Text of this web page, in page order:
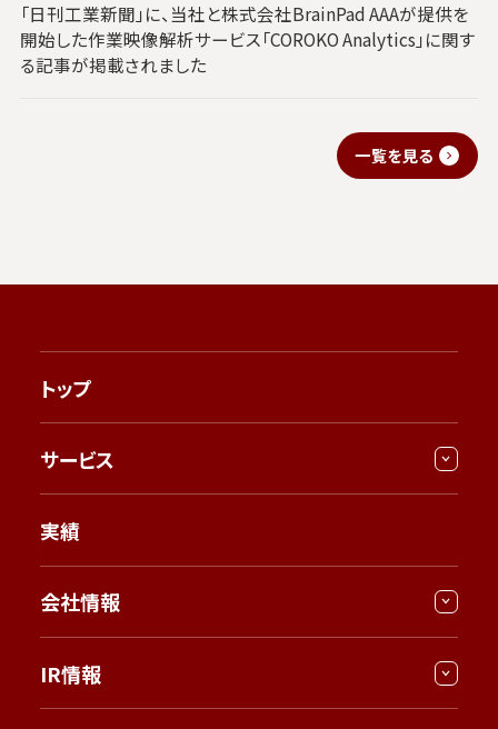
「日刊工業新聞」に、当社と株式会社BrainPad AAAが提供を
開始した作業映像解析サービス「COROKO Analytics」に関す
る記事が掲載されました
一覧を見る
トップ
サービス
実績
会社情報
IR情報